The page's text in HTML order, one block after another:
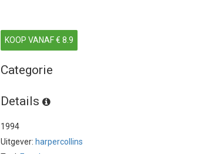
KOOP VANAF € 8.9
Categorie
Details
1994
Uitgever: harpercollins